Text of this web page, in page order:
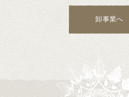
卸事業へ